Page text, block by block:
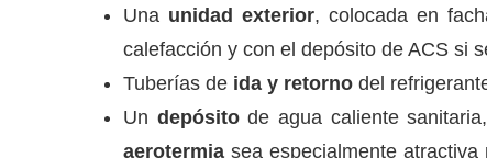
Una unidad exterior, colocada en
calefacción y con el depósito de ACS si
Tuberías de ida y retorno del
Un depósitode agua caliente
aerotermia sea especialmente atractiva